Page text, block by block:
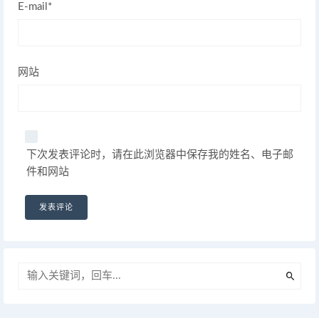
E-mail*
网站
下次发表评论时，请在此浏览器中保存我的姓名、电子邮
件和网站